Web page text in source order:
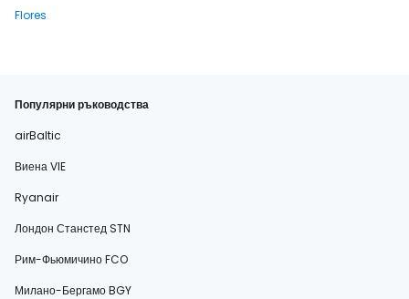
Flores
Популярни ръководства
airBaltic
Виена VIE
Ryanair
Лондон Станстед STN
Рим-Фьюмичино FCO
Милано-Бергамо BGY